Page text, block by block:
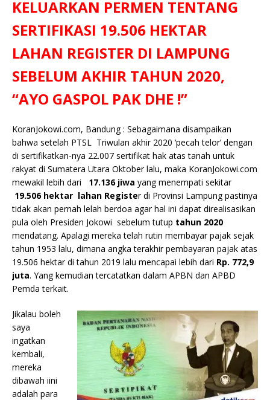
o
k
p k e
KELUARKAN PERMEN TENTANG
SERTIFIKASI 19.506 HEKTAR
LAHAN REGISTER DI LAMPUNG
SEBELUM AKHIR TAHUN 2020,
“AYO GASPOL PAK DHE !”
KoranJokowi.com, Bandung : Sebagaimana disampaikan
bahwa setelah PTSL Triwulan akhir 2020 ‘pecah telor’ dengan
di sertifikatkan-nya 22.007 sertifikat hak atas tanah untuk
rakyat di Sumatera Utara Oktober lalu, maka KoranJokowi.com
mewakil lebih dari 17.136 jiwa yang menempati sekitar
19.506 hektar lahan Register di Provinsi Lampung pastinya
tidak akan pernah lelah berdoa agar hal ini dapat direalisasikan
pula oleh Presiden Jokowi sebelum tutup tahun 2020
mendatang. Apalagi mereka telah rutin membayar pajak sejak
tahun 1953 lalu, dimana angka terakhir pembayaran pajak atas
19.506 hektar di tahun 2019 lalu mencapai lebih dari Rp. 772,9
juta. Yang kemudian tercatatkan dalam APBN dan APBD
Pemda terkait.
Jikalau boleh
saya
ingatkan
kembali,
mereka
dibawah iini
adalah para